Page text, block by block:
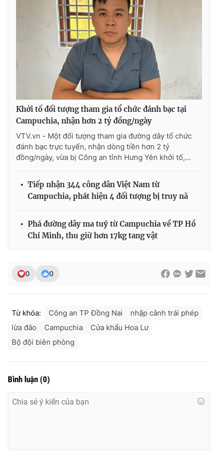
Khởi tố đối tượng tham gia tổ chức đánh bạc tại
Campuchia, nhận hơn 2 tỷ đồng/ngày
VTV.vn - Một đối tượng tham gia đường dây tổ chức
đánh bạc trực tuyến, nhận dòng tiền hơn 2 tỷ
đồng/ngày, vừa bị Công an tỉnh Hưng Yên khởi tố,...
Tiếp nhận 344 công dân Việt Nam từ
Campuchia, phát hiện 4 đối tượng bị truy nã
Phá đường dây ma tuý từ Campuchia về TP Hồ
Chí Minh, thu giữ hơn 17kg tang vật
0 0
Từ khóa: Công an TP Đồng Nai
nhập cảnh trái phép
lừa đảo
Campuchia
Cửa khẩu Hoa Lư
Bộ đội biên phòng
Bình luận (0)